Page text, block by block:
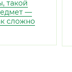
такой
—
сложно